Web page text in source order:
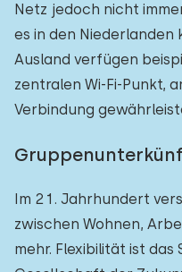
Netz jedoch nicht
es in den Niederlanden
Ausland verfügen
zentralen Wi-Fi-Punkt,
Verbindung
Im 21. Jahrhundert
zwischen Wohnen,
mehr. Flexibilität ist